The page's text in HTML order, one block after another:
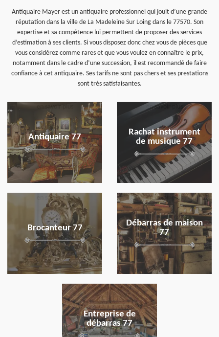
Antiquaire Mayer est un antiquaire professionnel qui jouit d’une grande
réputation dans la ville de La Madeleine Sur Loing dans le 77570. Son
expertise et sa compétence lui permettent de proposer des services
d’estimation à ses clients. Si vous disposez donc chez vous de pièces que
vous considérez comme rares et que vous voulez en connaître le prix,
notamment dans le cadre d’une succession, il est recommandé de faire
confiance à cet antiquaire. Ses tarifs ne sont pas chers et ses prestations
sont très satisfaisantes.
Antiquaire 77
en savoir plus
Rachat instrument
de musique 77
en savoir plus
Brocanteur 77
en savoir plus
Débarras de maison
77
en savoir plus
Entreprise de
débarras 77
en savoir plus